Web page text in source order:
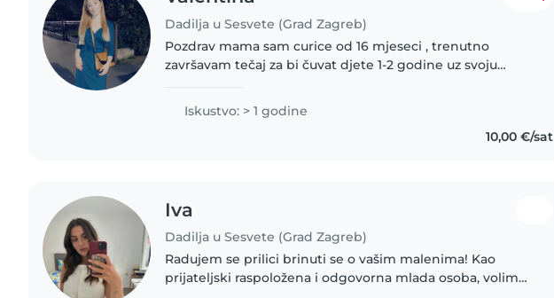
Dadilja u Sesvete (Grad Zagreb)
Pozdrav mama sam curice od 16 mjeseci , trenutno
završavam tečaj za bi čuvat djete 1-2 godine uz svoju
Iskustvo: > 1 godine
10,00 €/sat
Iva
Dadilja u Sesvete (Grad Zagreb)
Radujem se prilici brinuti se o vašim malenima! Kao
prijateljski raspoložena i odgovorna mlada osoba, volim